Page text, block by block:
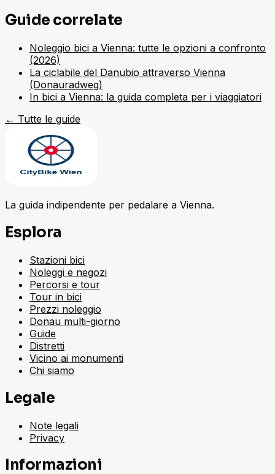
Guide correlate
Noleggio bici a Vienna: tutte le opzioni a confronto
(2026)
La ciclabile del Danubio attraverso Vienna
(Donauradweg)
In bici a Vienna: la guida completa per i viaggiatori
← Tutte le guide
La guida indipendente per pedalare a Vienna.
Esplora
Stazioni bici
Noleggi e negozi
Percorsi e tour
Tour in bici
Prezzi noleggio
Donau multi-giorno
Guide
Distretti
Vicino ai monumenti
Chi siamo
Legale
Note legali
Privacy
Informazioni